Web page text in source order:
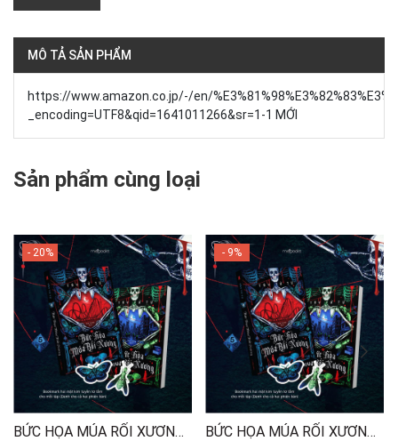
MÔ TẢ SẢN PHẨM
https://www.amazon.co.jp/-/en/
_encoding=UTF8&qid=1641011266&sr=1-1 MỚI
Sản phẩm cùng loại
- 20%
BỨC HỌA MÚA RỐI XƯƠNG - TÁI BẢN 2026 (TRỌN BỘ 2 TẬP) [THƯỜNG]
- 9%
BỨC HỌA MÚA RỐI XƯƠNG - TÁI BẢN 2026 (TRỌN BỘ 2 TẬP) [ĐẶC BIỆT]